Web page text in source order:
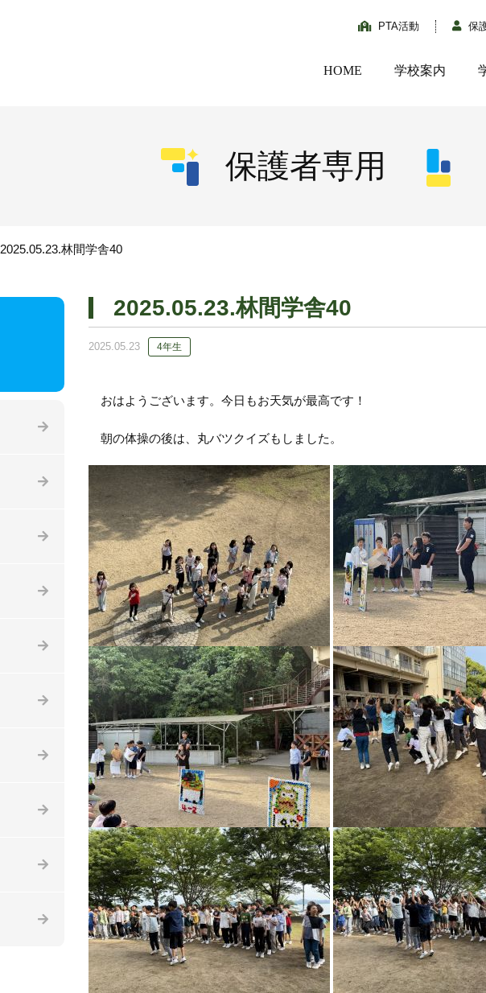
PTA活動 保
HOME 学校案内
保護者専用
2025.05.23.林間学舎40
2025.05.23.林間学舎40
2025.05.23 4年生
おはようございます。今日もお天気が最高です！
朝の体操の後は、丸バツクイズもしました。